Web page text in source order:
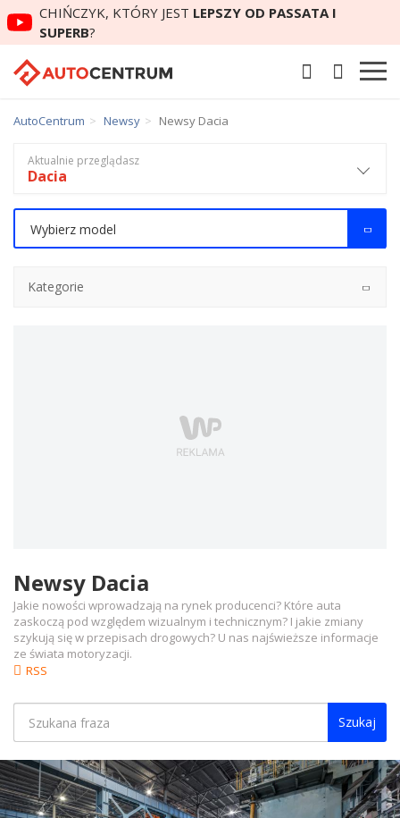
CHIŃCZYK, KTÓRY JEST LEPSZY OD PASSATA I
SUPERB?
AutoCentrum Newsy Newsy Dacia
Newsy Dacia
RSS
Jakie nowości wprowadzają na rynek producenci? Które auta
zaskoczą pod względem wizualnym i technicznym? I jakie zmiany
szykują się w przepisach drogowych? U nas najświeższe informacje
ze świata motoryzacji.
Szukaj
Aktualnie przeglądasz
Dacia
Wybierz model
Kategorie